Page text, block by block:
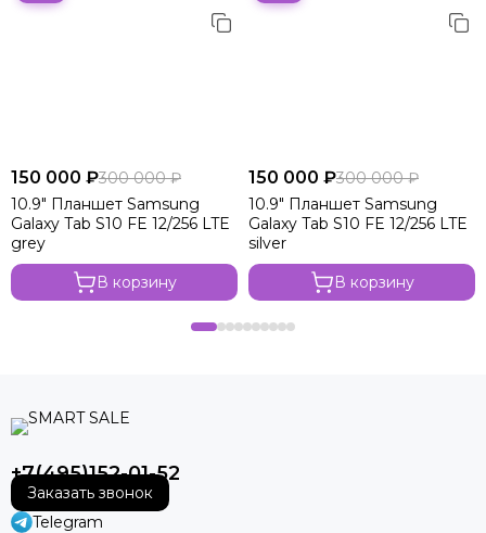
150 000 ₽300 000 ₽
10.9" Планшет Samsung
Galaxy Tab S10 FE 12/256 LTE
grey
В корзину
150 000 ₽300 000 ₽
10.9" Планшет Samsung
Galaxy Tab S10 FE 12/256 LTE
silver
В корзину
+7(495)152-01-52
Заказать звонок
Telegram